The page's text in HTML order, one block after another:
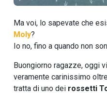
Ma voi, lo sapevate che
Moly?
Io no, fino a quando non
Buongiorno ragazze, oggi
veramente carinissimo
tratta di uno dei rossetti